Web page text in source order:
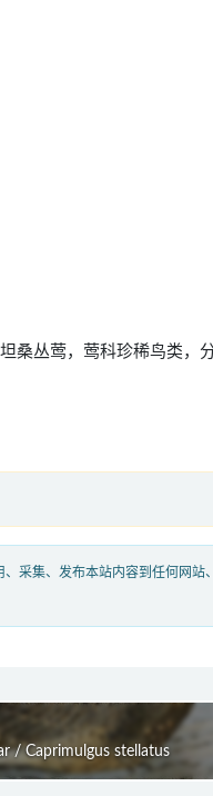
桑丛莺，莺科珍稀鸟类，
采集、发布本站内容到任何网站、
/ Caprimulgus stellatus